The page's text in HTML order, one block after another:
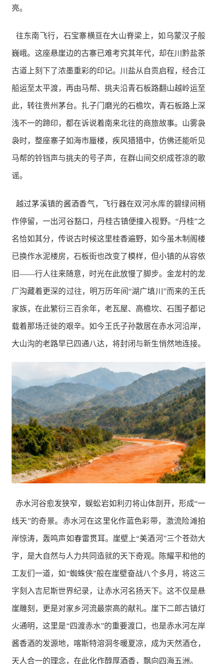
亮。
往东南飞行，石宝寨横亘在大山脊梁上，如乌蒙汉子般
巍峨。这座悬崖边的古寨已难考究其年代，却在川黔盐茶
古道上刻下了浓墨重彩的印记。川盐从自贡启程，经合江
船运至太平渡，再由马帮、挑夫沿青石板路翻山越岭运至
此，转往贵州茅台。扎子门磨光的石檐坎，青石板路上深
浅不一的蹄印，都在诉说着南来北往的商旅故事。山雾袅
袅时，整座寨子如海市蜃楼，疾风猎猎中，仿佛还能听见
马帮的铃铛声与挑夫的号子声，在群山间交织成苍凉的歌
谣。
越过茅溪镇的酱酒香气，飞行器在双河水库的碧绿间稍
作停留，一出河谷豁口，丹桂古镇便撞入视野。“丹桂”之
名恰如其分，传说古时候这里桂香遍野，如今虽木制阁楼
已换作水泥楼房，石板街也改变了模样，但小镇的从容依
旧——行人往来随意，时光在此放慢了脚步。金龙村的龙
厂沟藏着更深的过往，明万历年间“湖广填川”而来的王氏
家族，在此繁衍三百余年，老瓦屋、高檐坎、石围子都记
载着那场迁徙的艰辛。如今王氏子孙散居在赤水河沿岸，
大山沟的老路早已四通八达，将封闭与新生悄然地连接。
赤水河谷愈发狭窄，蜈蚣岩如利刃将山体剖开，形成“一
线天”的奇景。赤水河在这里化作蓝色彩带，激流险滩拍
岸惊涛，轰鸣声如春雷贯耳。崖壁上“美酒河”三个苍劲大
字，是大自然与人力共同造就的天下奇观。陈耀平和他的
工友们一道，如“蜘蛛侠”般在崖壁奋战八个多月，将这三
字刻入吉尼斯世界纪录，让赤水河名扬天下。这不仅是悬
崖雕刻，更是对家乡河流最崇高的献礼。崖下二郎古镇灯
火通明，这里是“四渡赤水”的重要渡口，也是赤水河左岸
酱香酒的发源地，喀斯特溶洞冬暖夏凉，成为天然酒仓，
天人合一的理念，在此化作醇厚酒香，飘向四海五洲。